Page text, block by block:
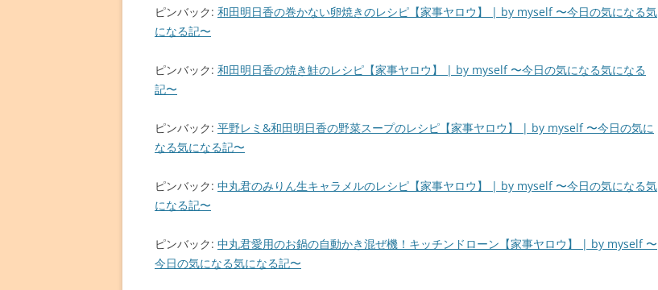
ピンバック: 和田明日香の巻かない卵焼きのレシピ【家事ヤロウ】 | by myself 〜今日の気になる気
になる記〜
ピンバック: 和田明日香の焼き鮭のレシピ【家事ヤロウ】 | by myself 〜今日の気になる気になる
記〜
ピンバック: 平野レミ&和田明日香の野菜スープのレシピ【家事ヤロウ】 | by myself 〜今日の気に
なる気になる記〜
ピンバック: 中丸君のみりん生キャラメルのレシピ【家事ヤロウ】 | by myself 〜今日の気になる気
になる記〜
ピンバック: 中丸君愛用のお鍋の自動かき混ぜ機！キッチンドローン【家事ヤロウ】 | by myself 〜
今日の気になる気になる記〜